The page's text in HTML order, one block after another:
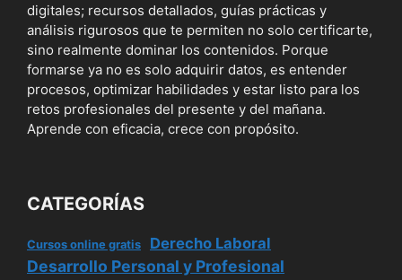
digitales; recursos detallados, guías prácticas y
análisis rigurosos que te permiten no solo certificarte,
sino realmente dominar los contenidos. Porque
formarse ya no es solo adquirir datos, es entender
procesos, optimizar habilidades y estar listo para los
retos profesionales del presente y del mañana.
Aprende con eficacia, crece con propósito.
CATEGORÍAS
Cursos online gratis Derecho Laboral
Desarrollo Personal y Profesional